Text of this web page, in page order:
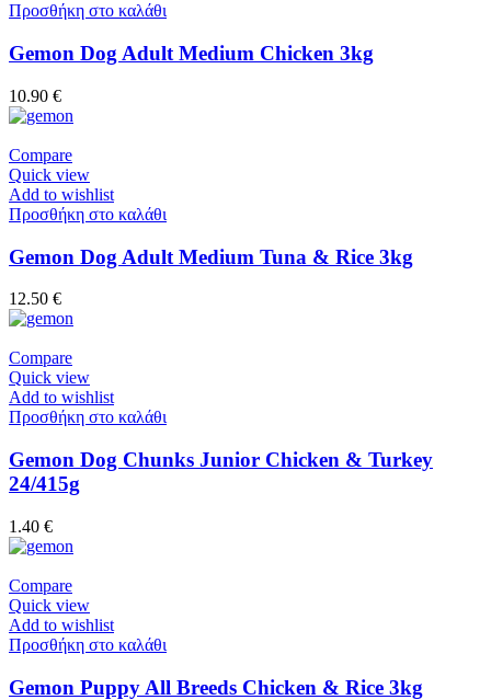
Προσθήκη στο καλάθι
Gemon Dog Adult Medium Chicken 3kg
10.90 €
Compare
Quick view
Add to wishlist
Προσθήκη στο καλάθι
Gemon Dog Adult Medium Tuna & Rice 3kg
12.50 €
Compare
Quick view
Add to wishlist
Προσθήκη στο καλάθι
Gemon Dog Chunks Junior Chicken & Turkey
24/415g
1.40 €
Compare
Quick view
Add to wishlist
Προσθήκη στο καλάθι
Gemon Puppy All Breeds Chicken & Rice 3kg